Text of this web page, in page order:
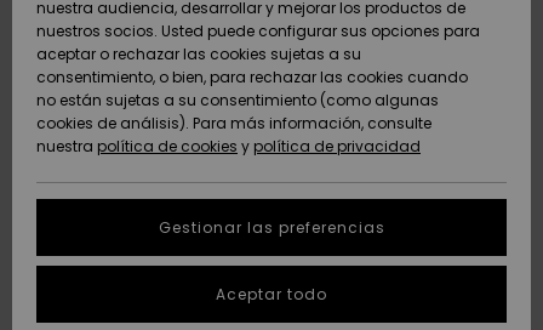
Snow
Novedades
Destacados
Snow
Novedades
Destacados
Destacados
Comunidad
PROMO
AYUDA &
CONTACTO
Quiksilver
Freedom
Protección de
datos
personales
Inicia una
conversación
SOSTENIBILIDAD
nuestra audiencia, desarrollar y mejorar los productos de
nuestros socios. Usted puede configurar sus opciones para
aceptar o rechazar las cookies sujetas a su
consentimiento, o bien, para rechazar las cookies cuando
no están sujetas a su consentimiento (como algunas
cookies de análisis). Para más información, consulte
nuestra política de cookies y política de privacidad
Gestionar las preferencias
Aceptar todo